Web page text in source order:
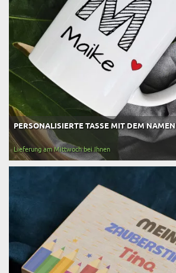
PERSONALISIERTE TASSE MIT DEM NAMEN
Lieferung am Mittwoch bei Ihnen